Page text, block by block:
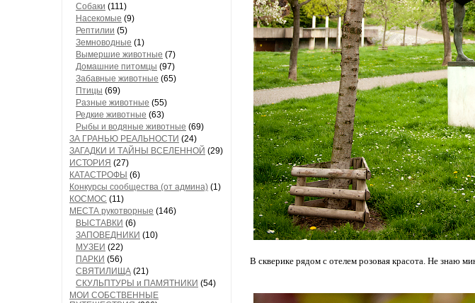
Собаки (111)
Насекомые (9)
Рептилии (5)
Земноводные (1)
Вымершие животные (7)
Домашние питомцы (97)
Забавные животные (65)
Птицы (69)
Разные животные (55)
Редкие животные (63)
Рыбы и водяные животные (69)
ЗА ГРАНЬЮ РЕАЛЬНОСТИ (24)
ЗАГАДКИ И ТАЙНЫ ВСЕЛЕННОЙ (29)
ИСТОРИЯ (27)
КАТАСТРОФЫ (6)
Конкурсы сообщества (от админа) (1)
КОСМОС (11)
МЕСТА рукотворные (146)
ВЫСТАВКИ (6)
ЗАПОВЕДНИКИ (10)
МУЗЕИ (22)
ПАРКИ (56)
СВЯТИЛИЩА (21)
СКУЛЬПТУРЫ и ПАМЯТНИКИ (54)
МОИ СОБСТВЕННЫЕ
В скверике рядом с отелем розовая красота. Не знаю